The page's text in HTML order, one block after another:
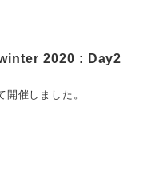
2020 : Day2
催しました。